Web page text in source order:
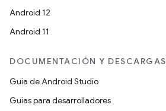
Android 12
Android 11
DOCUMENTACIÓN Y DESCARGAS
Guía de Android Studio
Guías para desarrolladores